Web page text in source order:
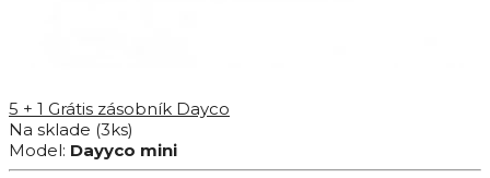
5 + 1 Grátis zásobník Dayco
Na sklade (3ks)
Model: Dayyco mini